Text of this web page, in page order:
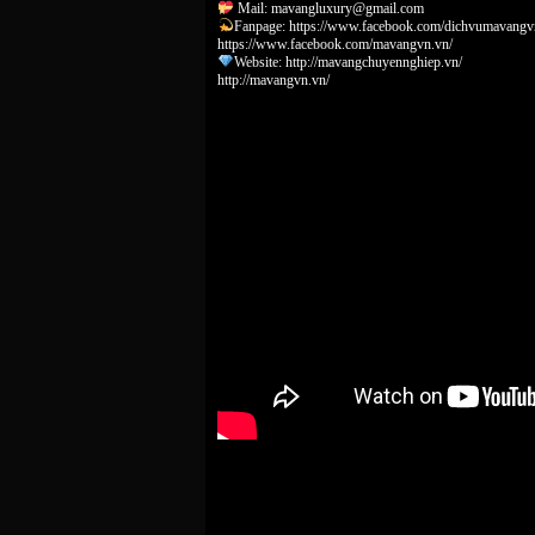
Mail: mavangluxury@gmail.com
Fanpage: https://www.facebook.com/
https://www.facebook.com/mavangvn.vn/
Website: http://mavangchuyennghiep.vn/
http://mavangvn.vn/